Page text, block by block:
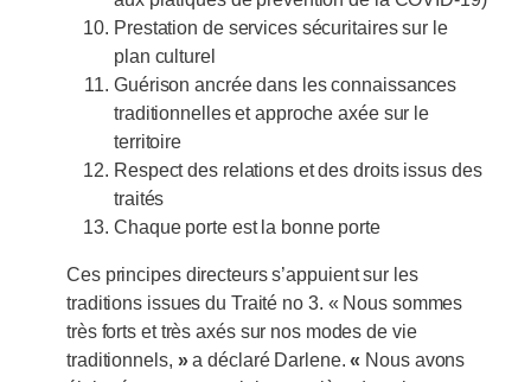
Prestation de services sécuritaires sur le
plan culturel
Guérison ancrée dans les connaissances
traditionnelles et approche axée sur le
territoire
Respect des relations et des droits issus des
traités
Chaque porte est la bonne porte
Ces principes directeurs s’appuient sur les
traditions issues du Traité no 3. « Nous sommes
très forts et très axés sur nos modes de vie
traditionnels, »a déclaré Darlene.« Nous avons